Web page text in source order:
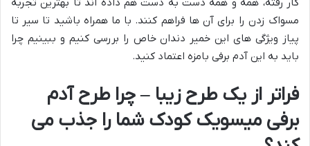
مسواک زدن را برای آن ها فراهم کنند. با ما همراه باشید تا سیر تا
پیاز ویژگی های این خمیر دندان خاص را بررسی کنیم و ببینیم چرا
باید به این آدم برفی بامزه اعتماد کنید.
فراتر از یک طرح زیبا – چرا طرح آدم
برفی میسویک کودک شما را جذب می